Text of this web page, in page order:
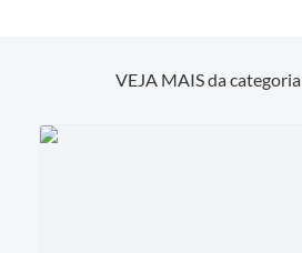
VEJA MAIS da categoria